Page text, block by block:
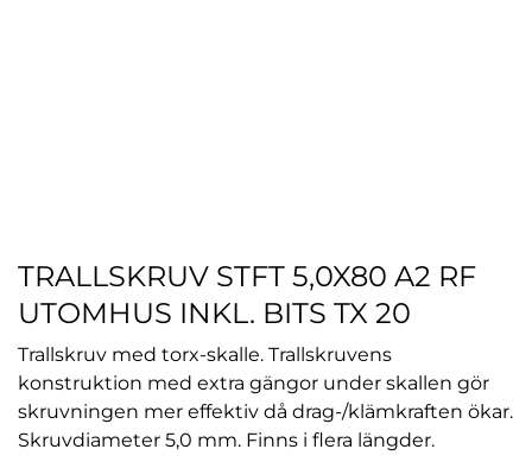
TRALLSKRUV STFT 5,0X80 A2 RF
UTOMHUS INKL. BITS TX 20
Trallskruv med torx-skalle. Trallskruvens
konstruktion med extra gängor under skallen gör
skruvningen mer effektiv då drag-/klämkraften ökar.
Skruvdiameter 5,0 mm. Finns i flera längder.